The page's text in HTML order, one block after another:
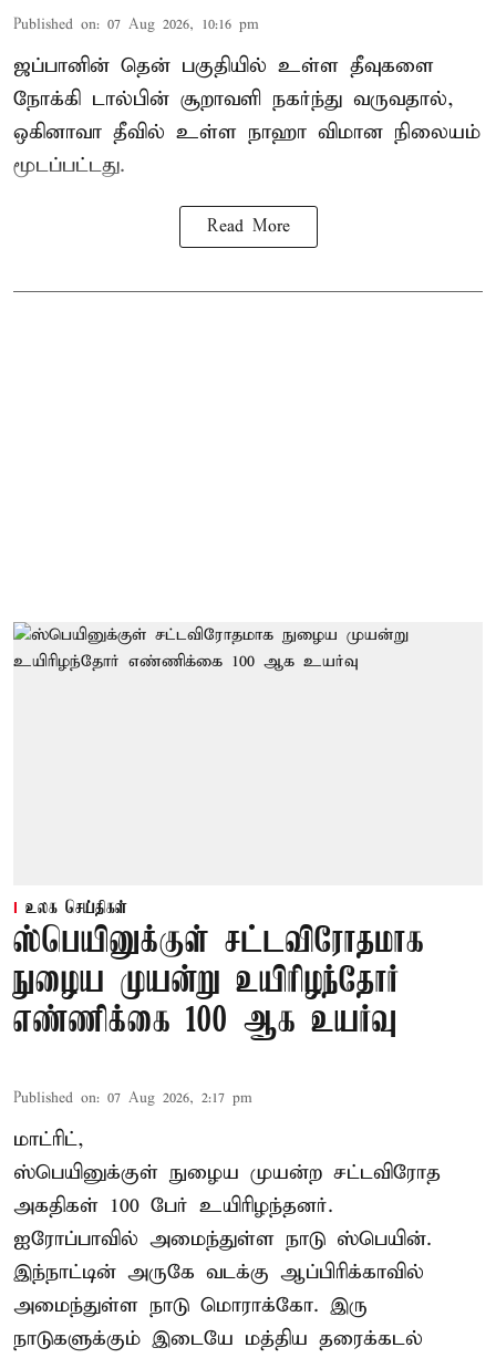
Published on: 07 Aug 2026, 10:16 pm
ஜப்பானின் தென் பகுதியில் உள்ள தீவுகளை
நோக்கி டால்பின் சூறாவளி நகர்ந்து வருவதால்,
ஒகினாவா தீவில் உள்ள நாஹா விமான நிலையம்
மூடப்பட்டது.
Read More
உலக செய்திகள்
ஸ்பெயினுக்குள் சட்டவிரோதமாக
நுழைய முயன்று உயிரிழந்தோர்
எண்ணிக்கை 100 ஆக உயர்வு
Published on: 07 Aug 2026, 2:17 pm
மாட்ரிட்,
ஸ்பெயினுக்குள் நுழைய முயன்ற சட்டவிரோத
அகதிகள் 100 பேர் உயிரிழந்தனர்.
ஐரோப்பாவில் அமைந்துள்ள நாடு ஸ்பெயின்.
இந்நாட்டின் அருகே வடக்கு ஆப்பிரிக்காவில்
அமைந்துள்ள நாடு மொராக்கோ. இரு
நாடுகளுக்கும் இடையே மத்திய தரைக்கடல்